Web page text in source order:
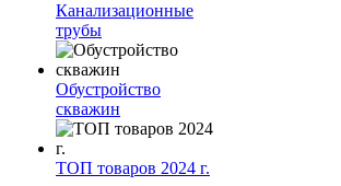
Канализационные
трубы
Обустройство
скважин
ТОП товаров 2024 г.